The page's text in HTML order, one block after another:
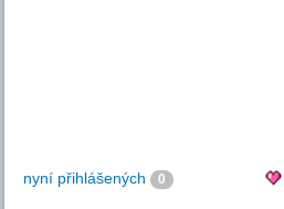
nyní přihlášených 0